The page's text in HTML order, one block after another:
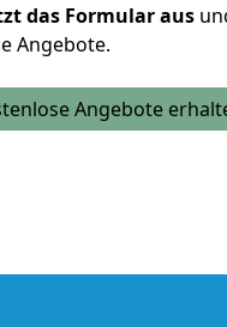
das Formular aus
Angebote.
Angebote